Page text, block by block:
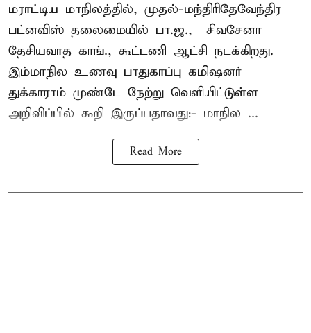
மராட்டிய மாநிலத்தில், முதல்-மந்திரிதேவேந்திர
பட்னவிஸ் தலைமையில் பா.ஜ., – சிவசேனா –
தேசியவாத காங்., கூட்டணி ஆட்சி நடக்கிறது.
இம்மாநில உணவு பாதுகாப்பு கமிஷனர்
துக்காராம் முண்டே நேற்று வெளியிட்டுள்ள
அறிவிப்பில் கூறி இருப்பதாவது:- மாநில ...
Read More